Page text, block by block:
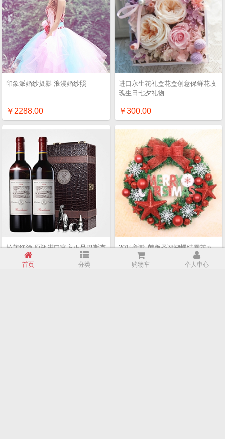
印象派婚纱摄影 浪漫婚纱照
￥2288.00
进口永生花礼盒花盒创意保鲜花玫
瑰生日七夕礼物
￥300.00
拉菲红酒 原瓶进口官方正品巴斯克
花园干红葡萄酒类6支装 送木箱
2015新款 韩版圣诞蝴蝶结雪花五
角星彩球花环 商场酒店装饰挂件
首页 分类 购物车 个人中心